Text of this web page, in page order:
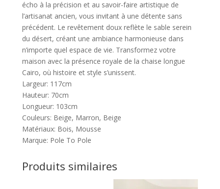
écho à la précision et au savoir-faire artistique de
l’artisanat ancien, vous invitant à une détente sans
précédent. Le revêtement doux reflète le sable serein
du désert, créant une ambiance harmonieuse dans
n’importe quel espace de vie. Transformez votre
maison avec la présence royale de la chaise longue
Cairo, où histoire et style s’unissent.
Largeur: 117cm
Hauteur: 70cm
Longueur: 103cm
Couleurs: Beige, Marron, Beige
Matériaux: Bois, Mousse
Marque: Pole To Pole
Produits similaires